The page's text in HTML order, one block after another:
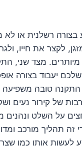
רשלנית או לא
לקצר את חייו,
מיותרים. מצד שני,
יעבוד בצורה
טובה משפיעה
של קירור נעים
על השלט ונהנים
זה תהליך מורכב
לעשות אותו כמו